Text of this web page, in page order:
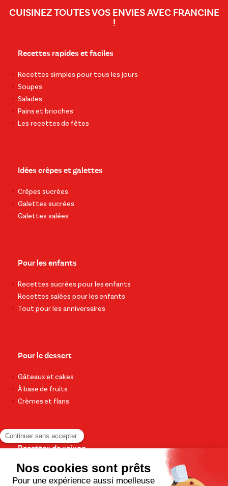
CUISINEZ TOUTES VOS ENVIES AVEC FRANCINE
!
Recettes rapides et faciles
Recettes simples pour tous les jours
Soupes
Salades
Pains et brioches
Les recettes de fêtes
Idées crêpes et galettes
Crêpes sucrées
Galettes sucrées
Galettes salées
Pour les enfants
Recettes sucrées pour les enfants
Recettes salées pour les enfants
Tout pour les anniversaires
Pour le dessert
Gâteaux et cakes
À base de fruits
Crèmes et flans
Recettes de saison
Printemps
Été